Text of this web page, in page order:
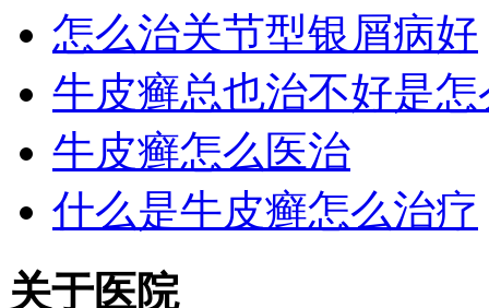
怎么治关节型银屑病好
牛皮癣总也治不好是
牛皮癣怎么医治
什么是牛皮癣怎么治疗
关于医院